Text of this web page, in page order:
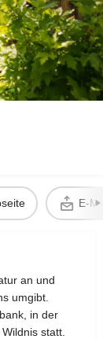
E-
an und
umgibt.
in der
statt.